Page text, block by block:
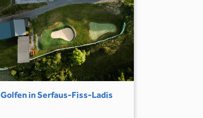
Golfen in Serfaus-Fiss-Ladis